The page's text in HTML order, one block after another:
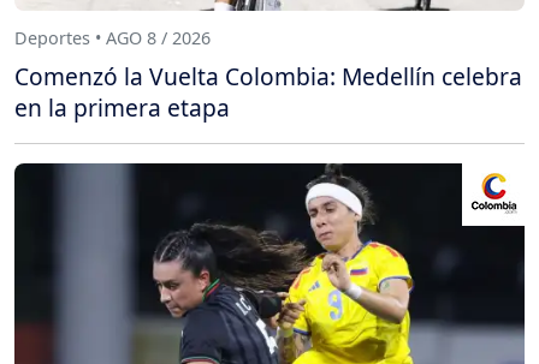
Deportes • AGO 8 / 2026
Comenzó la Vuelta Colombia: Medellín celebra
en la primera etapa